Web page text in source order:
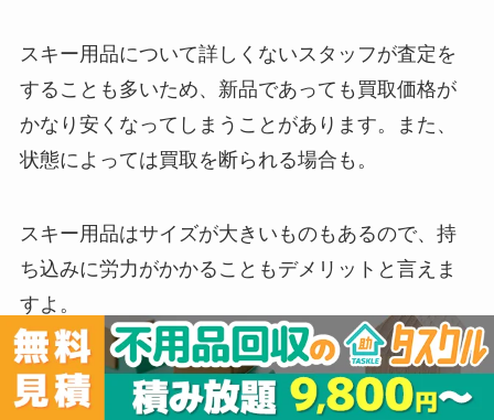
スキー用品について詳しくないスタッフが査定を
することも多いため、新品であっても買取価格が
かなり安くなってしまうことがあります。また、
状態によっては買取を断られる場合も。
スキー用品はサイズが大きいものもあるので、持
ち込みに労力がかかることもデメリットと言えま
すよ。
リサイクルショップに買取依頼するときの注意点